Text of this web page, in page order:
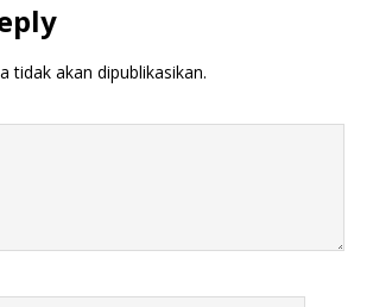
tidak akan dipublikasikan.